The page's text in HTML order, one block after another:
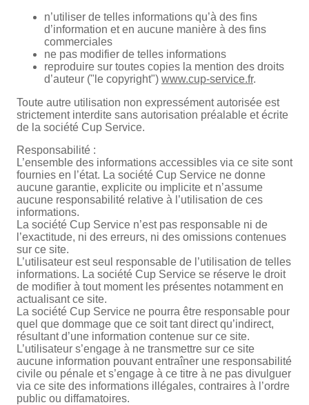
n’utiliser de telles informations qu’à des fins
d’information et en aucune manière à des fins
commerciales
ne pas modifier de telles informations
reproduire sur toutes copies la mention des droits
d’auteur ("le copyright") www.cup-service.fr.
Toute autre utilisation non expressément autorisée est
strictement interdite sans autorisation préalable et écrite
de la société Cup Service.
Responsabilité :
L’ensemble des informations accessibles via ce site sont
fournies en l’état. La société Cup Service ne donne
aucune garantie, explicite ou implicite et n’assume
aucune responsabilité relative à l’utilisation de ces
informations.
La société Cup Service n’est pas responsable ni de
l’exactitude, ni des erreurs, ni des omissions contenues
sur ce site.
L’utilisateur est seul responsable de l’utilisation de telles
informations. La société Cup Service se réserve le droit
de modifier à tout moment les présentes notamment en
actualisant ce site.
La société Cup Service ne pourra être responsable pour
quel que dommage que ce soit tant direct qu’indirect,
résultant d’une information contenue sur ce site.
L’utilisateur s’engage à ne transmettre sur ce site
aucune information pouvant entraîner une responsabilité
civile ou pénale et s’engage à ce titre à ne pas divulguer
via ce site des informations illégales, contraires à l’ordre
public ou diffamatoires.